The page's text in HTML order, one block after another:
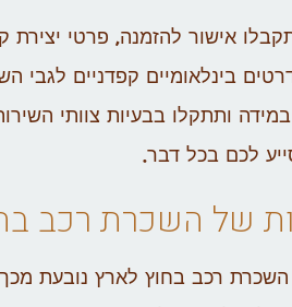
אישור להזמנה, פרטי
בינלאומיים קפדניים לגבי
ותתקלו בבעיות צוותי
לכם בכל דבר.
של השכרת רכב
השכרת רכב בחוץ לארץ נובעת